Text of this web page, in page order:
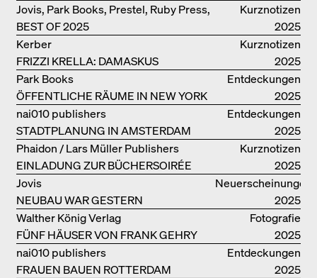
Kurznotizen
BEST OF 2025
Jovis, Park Books, Prestel, Ruby Press,
Scheidegger Spiess, Steidl, Thames &
Hudson, Walther König
2025
Kurznotizen
FRIZZI KRELLA: DAMASKUS
Kerber
2025
Entdeckungen
ÖFFENTLICHE RÄUME IN NEW YORK
Park Books
2025
Entdeckungen
STADTPLANUNG IN AMSTERDAM
nai010 publishers
2025
Kurznotizen
EINLADUNG ZUR BÜCHERSOIRÉE
Phaidon / Lars Müller Publishers
2025
Neuerscheinungen
NEUBAU WAR GESTERN
Jovis
2025
Fotografie
FÜNF HÄUSER VON FRANK GEHRY
Walther König Verlag
2025
Entdeckungen
FRAUEN BAUEN ROTTERDAM
nai010 publishers
2025